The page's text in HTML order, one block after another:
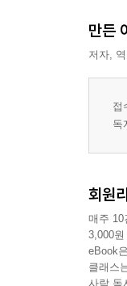
만든
저자,
접
독
회원
매주 10
3,000
eBook
클래스
사락 독